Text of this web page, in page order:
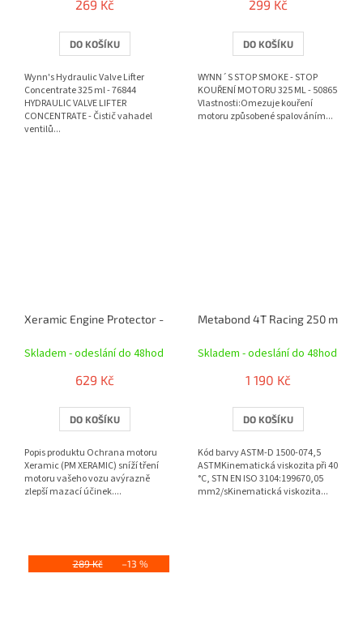
269 Kč
DO KOŠÍKU
Wynn's Hydraulic Valve Lifter
Concentrate 325 ml - 76844
HYDRAULIC VALVE LIFTER
CONCENTRATE - Čistič vahadel
ventilů...
299 Kč
DO KOŠÍKU
WYNN´S STOP SMOKE - STOP
KOUŘENÍ MOTORU 325 ML - 50865
Vlastnosti:Omezuje kouření
motoru způsobené spalováním...
Xeramic Engine Protector - keramická přísada do motoru 500 ml
Skladem - odeslání do 48hod
629 Kč
DO KOŠÍKU
Popis produktu Ochrana motoru
Xeramic (PM XERAMIC) sníží tření
motoru vašeho vozu avýrazně
zlepší mazací účinek....
Metabond 4T Racing 250 ml
Skladem - odeslání do 48hod
1 190 Kč
DO KOŠÍKU
Kód barvy ASTM-D 1500-074,5
ASTMKinematická viskozita při 40
°C, STN EN ISO 3104:199670,05
mm2/sKinematická viskozita...
289 Kč –13 %